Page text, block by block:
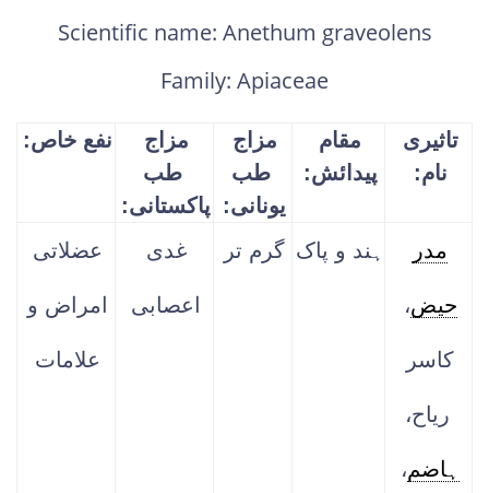
Scientific name: Anethum graveolens
Family: Apiaceae
تاثیری
نام:
مقام
پیدائش:
مزاج
طب
یونانی:
مزاج
طب
پاکستانی:
نفع خاص:
مدر
حیض،
کاسر
ریاح،
ہاضم،
ہند و پاک گرم تر غدی
اعصابی
عضلاتی
امراض و
علامات